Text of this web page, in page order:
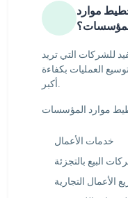
موارد
للشركات التي تريد
العمليات بكفاءة
أكبر.
خدمات الأعمال
البيع بالتجزئة
الأعمال التجارية